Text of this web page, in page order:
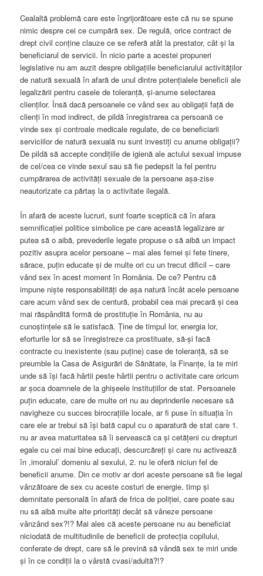
Cealaltă problemă care este îngrijorătoare este că nu se spune
nimic despre cei ce cumpără sex. De regulă, orice contract de
drept civil conține clauze ce se referă atât la prestator, cât și la
beneficiarul de servicii. În nicio parte a acestei propuneri
legislative nu am auzit despre obligațiile beneficiarului activităților
de natură sexuală în afară de unul dintre potențialele beneficii ale
legalizării pentru casele de toleranță, și-anume selectarea
clienților. Însă dacă persoanele ce vând sex au obligații față de
clienți în mod indirect, de pildă înregistrarea ca persoană ce
vinde sex și controale medicale regulate, de ce beneficiarii
serviciilor de natură sexuală nu sunt investiți cu anume obligații?
De pildă să accepte condițiile de igienă ale actului sexual impuse
de cel/cea ce vinde sexul sau să fie pedepsit la fel pentru
cumpărarea de activități sexuale de la persoane așa-zise
neautorizate ca părtaș la o activitate ilegală.
În afară de aceste lucruri, sunt foarte sceptică că în afara
semnificației politice simbolice pe care această legalizare ar
putea să o aibă, prevederile legate propuse o să aibă un impact
pozitiv asupra acelor persoane – mai ales femei și fete tinere,
sărace, puțin educate și de multe ori cu un trecut dificil – care
vând sex în acest moment în România. De ce? Pentru că
impune niște responsabilități de așa natură încât acele persoane
care acum vând sex de centură, probabil cea mai precară și cea
mai răspândită formă de prostituție în România, nu au
cunoștințele să le satisfacă. Ține de timpul lor, energia lor,
eforturile lor să se înregistreze ca prostituate, să-și facă
contracte cu inexistente (sau puține) case de toleranță, să se
preumble la Casa de Asigurări de Sănătate, la Finanțe, la te miri
unde să își facă hârtii peste hârtii pentru o activitate care oricum
ar șoca doamnele de la ghișeele instituțiilor de stat. Persoanele
puțin educate, care de multe ori nu au deprinderile necesare să
navigheze cu succes birocrațiile locale, ar fi puse în situația în
care ele ar trebui să își bată capul cu o aparatură de stat care 1.
nu ar avea maturitatea să îi servească ca și cetățeni cu drepturi
egale cu cei mai bine educați, descurcăreți și care nu activează
în ,imoralul’ domeniu al sexului, 2. nu le oferă niciun fel de
beneficii anume. Din ce motiv ar dori aceste persoane să fie legal
vânzătoare de sex cu aceste costuri de energie, timp și
demnitate personală în afară de frica de poliției, care poate sau
nu să aibă multe alte priorități decât să vâneze persoane
vânzând sex?!? Mai ales că aceste persoane nu au beneficiat
niciodată de multitudinile de beneficii de protecția copilului,
conferate de drept, care să le prevină să vândă sex te miri unde
și în ce condiții la o vârstă cvasi/adultă?!?